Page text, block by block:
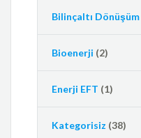
Bilinçaltı Dönüşüm
Bioenerji (2)
Enerji EFT (1)
Kategorisiz (38)